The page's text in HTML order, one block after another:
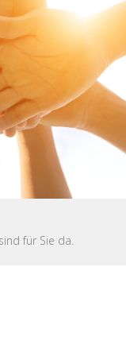
für Sie da.